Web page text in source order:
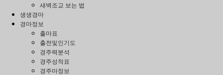
새벽조교 보는 법
생생경마
경마정보
출마표
출전및인기도
경주력분석
경주성적표
경주마정보